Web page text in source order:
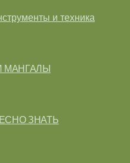
и техника
МАНГАЛЫ
ЗНАТЬ